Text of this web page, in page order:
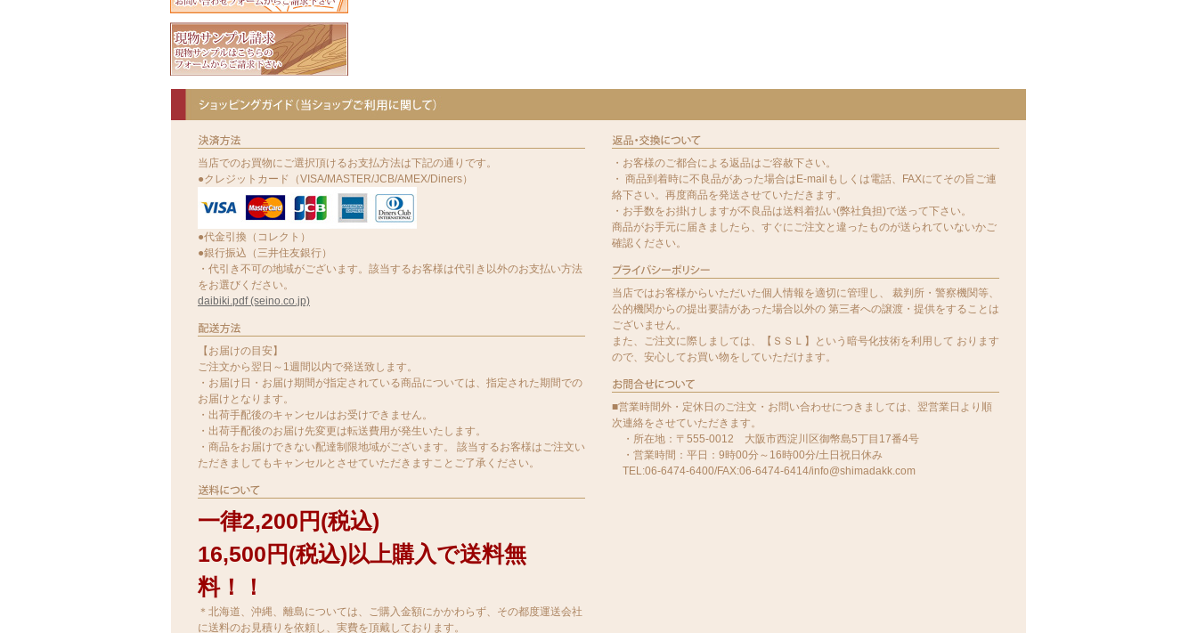
当店でのお買物にご選択頂けるお支払方法は下記の通りです。
●クレジットカード（VISA/MASTER/JCB/AMEX/Diners）
●代金引換（コレクト）
●銀行振込（三井住友銀行）
・代引き不可の地域がございます。該当するお客様は代引き以外のお支払い方法
をお選びください。
daibiki.pdf (seino.co.jp)
【お届けの目安】
ご注文から翌日～1週間以内で発送致します。
・お届け日・お届け期間が指定されている商品については、指定された期間での
お届けとなります。
・出荷手配後のキャンセルはお受けできません。
・出荷手配後のお届け先変更は転送費用が発生いたします。
・商品をお届けできない配達制限地域がございます。 該当するお客様はご注文い
ただきましてもキャンセルとさせていただきますことご了承ください。
一律2,200円(税込)
16,500円(税込)以上購入で送料無
料！！
＊北海道、沖縄、離島については、ご購入金額にかかわらず、その都度運送会社
に送料のお見積りを依頼し、実費を頂戴しております。
・お客様のご都合による返品はご容赦下さい。
・ 商品到着時に不良品があった場合はE-mailもしくは電話、FAXにてその旨ご連
絡下さい。再度商品を発送させていただきます。
・お手数をお掛けしますが不良品は送料着払い(弊社負担)で送って下さい。
商品がお手元に届きましたら、すぐにご注文と違ったものが送られていないかご
確認ください。
当店ではお客様からいただいた個人情報を適切に管理し、 裁判所・警察機関等、
公的機関からの提出要請があった場合以外の 第三者への譲渡・提供をすることは
ございません。
また、ご注文に際しましては、【ＳＳＬ】という暗号化技術を利用して おります
ので、安心してお買い物をしていただけます。
■営業時間外・定休日のご注文・お問い合わせにつきましては、翌営業日より順
次連絡をさせていただきます。
・所在地：〒555-0012 大阪市西淀川区御幣島5丁目17番4号
・営業時間：平日：9時00分～16時00分/土日祝日休み
TEL:06-6474-6400/FAX:06-6474-6414/info@shimadakk.com